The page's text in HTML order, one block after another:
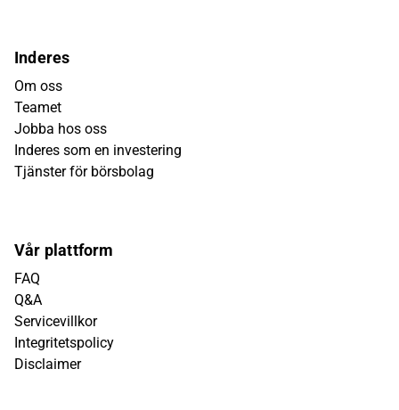
Inderes
Om oss
Teamet
Jobba hos oss
Inderes som en investering
Tjänster för börsbolag
Vår plattform
FAQ
Q&A
Servicevillkor
Integritetspolicy
Disclaimer